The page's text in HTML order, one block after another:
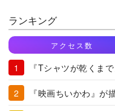
ランキング
アクセス数
『Tシャツが乾くま
『映画ちいかわ』が